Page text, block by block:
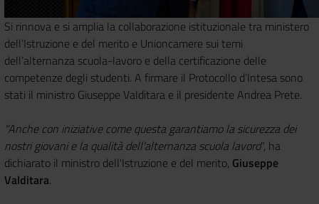
Si rinnova e si amplia la collaborazione istituzionale tra ministero
dell’Istruzione e del merito e Unioncamere sui temi
dell’alternanza scuola-lavoro e della certificazione delle
competenze degli studenti. A firmare il Protocollo d’Intesa sono
stati il ministro Giuseppe Valditara e il presidente Andrea Prete.
"Anche con iniziative come questa garantiamo la sicurezza dei
nostri giovani e la qualità dell'alternanza scuola lavoro", ha
dichiarato il ministro dell'Istruzione e del merito, Giuseppe
Valditara.